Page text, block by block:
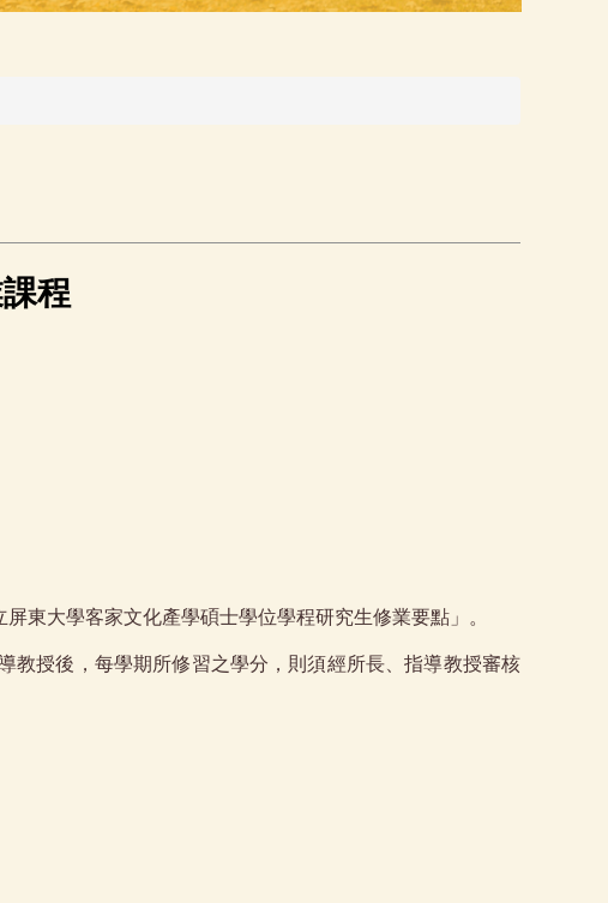
程
東大學客家文化產學碩士學位學程研究生修業要點」。
教授後，每學期所修習之學分，則須經所長、指導教授審核